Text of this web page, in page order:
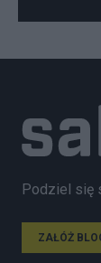
Podziel się
ZAŁÓŻ